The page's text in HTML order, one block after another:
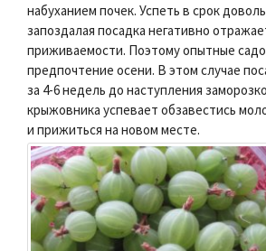
набуханием почек. Успеть в срок
запоздалая посадка негативно
приживаемости. Поэтому опытные
предпочтение осени. В этом случае
за 4-6 недель до наступления
крыжовника успевает обзавестись
и прижиться на новом месте.